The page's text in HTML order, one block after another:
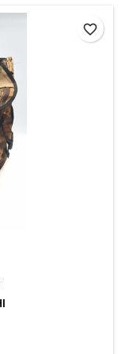
favorite_border